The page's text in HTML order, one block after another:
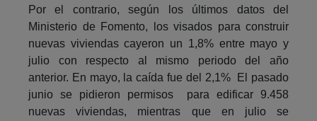
Por el contrario, según los últimos datos del
Ministerio de Fomento, los visados para construir
nuevas viviendas cayeron un 1,8% entre mayo y
julio con respecto al mismo periodo del año
anterior. En mayo, la caída fue del 2,1% El pasado
junio se pidieron permisos para edificar 9.458
nuevas viviendas, mientras que en julio se